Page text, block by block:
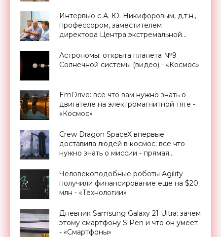
Интервью с А. Ю. Никифоровым, д.т.н.,
профессором, заместителем
директора Центра экстремальной
МИФИ - «Смартфоны»
Астрономы: открыта планета №9
Солнечной системы (видео) - «Космос»
EmDrive: все что вам нужно знать о
двигателе на электромагнитной тяге -
«Космос»
Crew Dragon SpaceX впервые
доставила людей в космос: все что
нужно знать о миссии - прямая
Человекоподобные роботы Agility
получили финансирование еще на $20
млн - «Технологии»
Дневник Samsung Galaxy 21 Ultra: зачем
этому смартфону S Pen и что он умеет
- «Смартфоны»